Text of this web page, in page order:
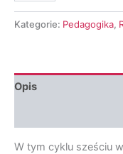
-
zagadnienie
społeczne
Kategorie: Pedagogika,
Opis
W tym cyklu sześciu